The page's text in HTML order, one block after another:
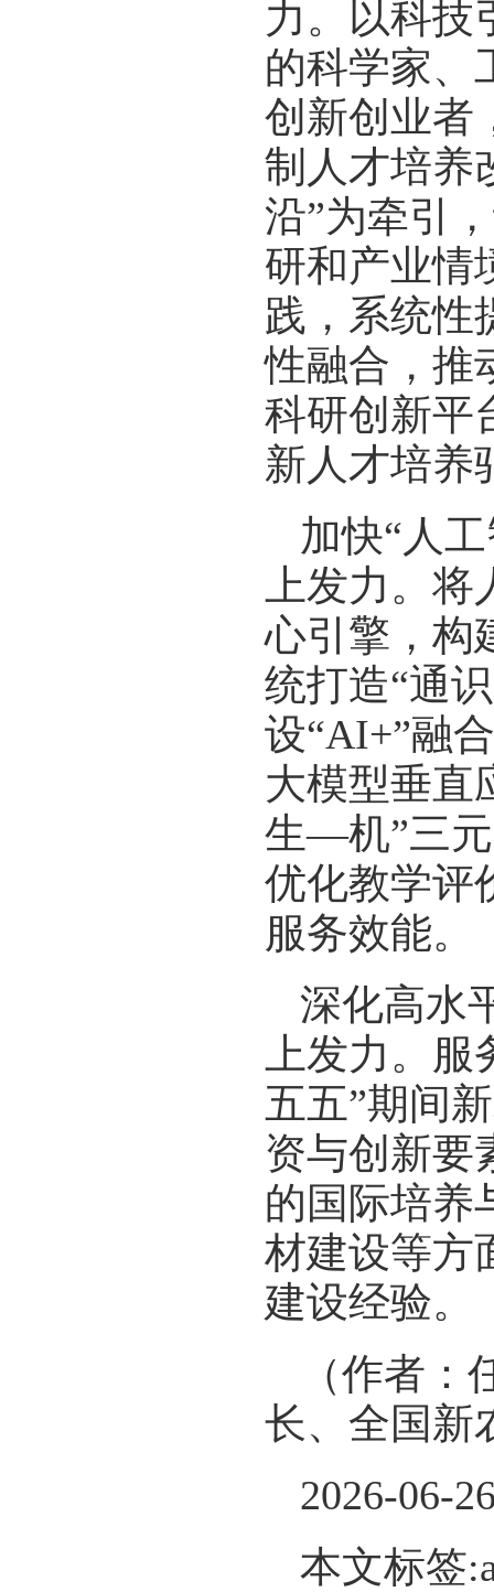
力。以科技
的科学家、
创新创业者
制人才培养
沿”为牵引
研和产业情
践，系统性
性融合，推
科研创新平
新人才培养
加快“人
上发力。
心引擎，构
统打造“通
设“AI+”融
大模型垂直
生—机”三
优化教学评
服务效能。
深化高水
上发力。
五五”期间
资与创新要
的国际培养
材建设等方
建设经验。
（作者
长、全国新
2026-06-
本文标签